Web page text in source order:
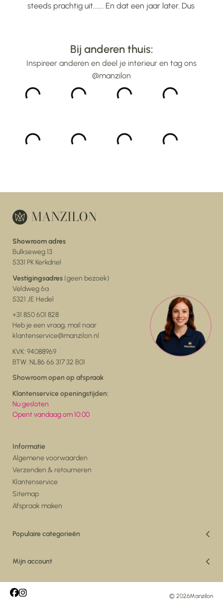
steeds prachtig uit....... En dat een jaar later. Dus
Bij anderen thuis:
Inspireer anderen en deel je interieur en tag ons
@manzilon
Showroom adres
Bulkseweg 13
5331 PK Kerkdriel
Vestigingsadres (geen bezoek)
Veldweg 6a
5321 JE Hedel
+31 850 601 828
Heb je een vraag, mail naar
klantenservice@manzilon.nl
KVK: 94088969
BTW: NL86 66 317 32 B01
Showroom open op afspraak
Klantenservice openingstijden:
Nu gesloten
Opent vandaag om 10:00
Informatie
Algemene voorwaarden
Verzenden & retourneren
Klantenservice
Sitemap
Afspraak maken
Populaire categorieën
Woonkamer
Vloerkleden
Maatwerk Vloerkleden
Mijn account
Mijn bestellingen
Mijn tickets
© 2026Manzilon